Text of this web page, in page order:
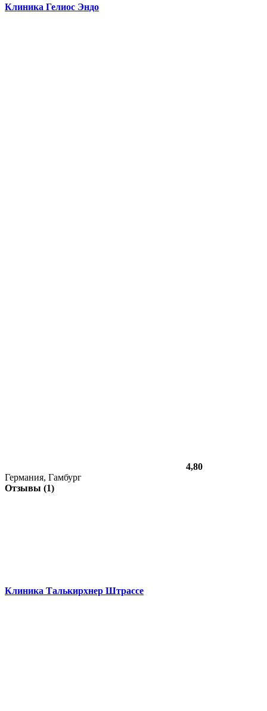
Клиника Гелиос Эндо
4,80
Германия, Гамбург
Отзывы (1)
Клиника Талькирхнер Штрассе